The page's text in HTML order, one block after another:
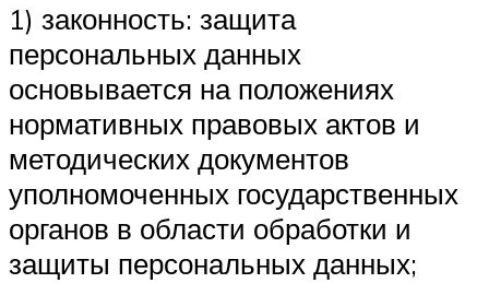
1) законность: защита
персональных данных
основывается на положениях
нормативных правовых актов и
методических документов
уполномоченных государственных
органов в области обработки и
защиты персональных данных;